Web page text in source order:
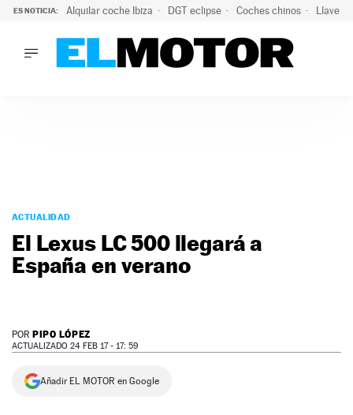
ES NOTICIA: Alquilar coche Ibiza DGT eclipse Coches chinos Llaves
PODCAST
MOTOS
TECNOLOGÍA
SUPERCOCHES
SERVICIOS
NEWSLETTER
ACTUALIDAD
El Lexus LC 500 llegará a
España en verano
POR PIPO LÓPEZ
ACTUALIZADO 24 FEB 17 - 17: 59
Añadir EL MOTOR en Google